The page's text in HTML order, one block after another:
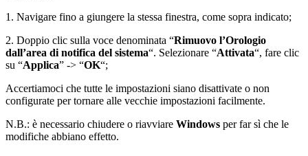
1. Navigare fino a giungere la stessa finestra, come sopra indicato;
2. Doppio clic sulla voce denominata “Rimuovo l’Orologio
dall’area di notifica del sistema“. Selezionare “Attivata“, fare clic
su “Applica” -> “OK“;
Accertiamoci che tutte le impostazioni siano disattivate o non
configurate per tornare alle vecchie impostazioni facilmente.
N.B.: è necessario chiudere o riavviare Windows per far sì che le
modifiche abbiano effetto.